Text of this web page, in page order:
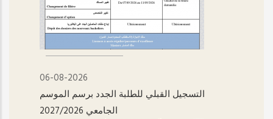
06-08-2026
التسجيل القبلي للطلبة الجدد برسم الموسم
الجامعي 2027/2026